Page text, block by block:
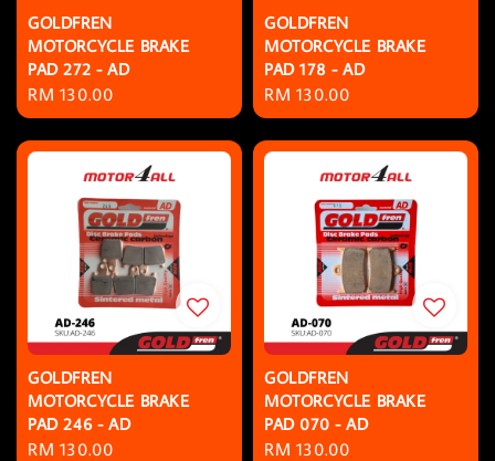
GOLDFREN
MOTORCYCLE BRAKE
PAD 272 - AD
Regular
price
RM 130.00
GOLDFREN
MOTORCYCLE BRAKE
PAD 178 - AD
Regular
price
RM 130.00
GOLDFREN
MOTORCYCLE BRAKE
PAD 246 - AD
Regular
RM 130.00
GOLDFREN
MOTORCYCLE BRAKE
PAD 070 - AD
Regular
RM 130.00